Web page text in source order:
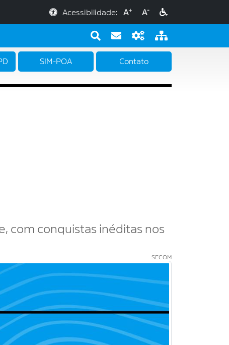
Acessibilidade: A+ A-
SIM-POA Contato
com conquistas inéditas nos
SECOM